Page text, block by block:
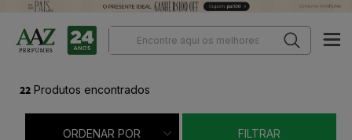
22 Produtos encontrados
ORDENAR POR FILTRAR